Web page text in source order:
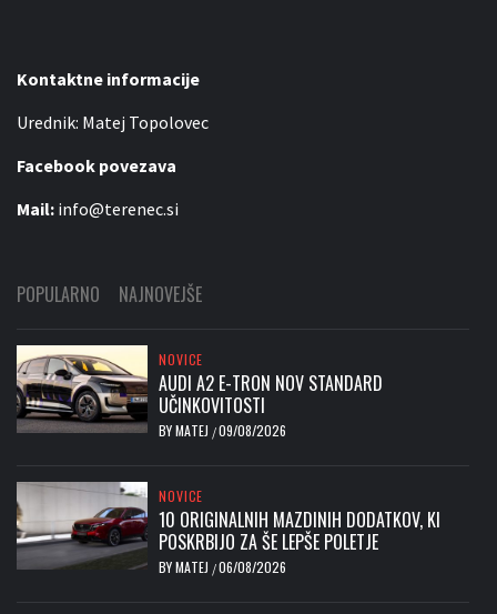
Kontaktne informacije
Urednik: Matej Topolovec
Facebook povezava
Mail: info@terenec.si
POPULARNO NAJNOVEJŠE
NOVICE
AUDI A2 E-TRON NOV STANDARD
UČINKOVITOSTI
BYMATEJ /09/08/2026
NOVICE
10 ORIGINALNIH MAZDINIH DODATKOV, KI
POSKRBIJO ZA ŠE LEPŠE POLETJE
BYMATEJ /06/08/2026